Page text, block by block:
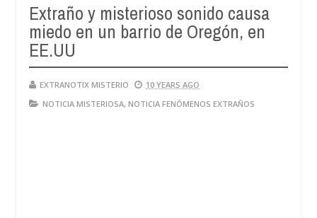
Extraño y misterioso sonido causa
miedo en un barrio de Oregón, en
EE.UU
EXTRANOTIX MISTERIO
10 YEARS AGO
NOTICIA MISTERIOSA, NOTICIA FENÓMENOS EXTRAÑOS